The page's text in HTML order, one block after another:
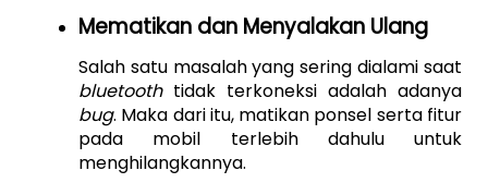
Mematikan dan Menyalakan Ulang
bluetooth
bug. Maka dari itu, matikan ponsel serta fitur
pada mobil terlebih dahulu untuk
menghilangkannya.